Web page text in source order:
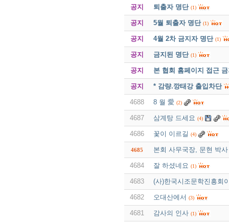
공지 퇴출자 명단 (1)
공지 5월 퇴출자 명단 (1)
공지 4월 2차 금지자 명단 (1)
공지 금지된 명단 (1)
공지 본 협회 홈페이지 접근
공지 * 감량.깡태강 출입차단
4688 8 월 愛 (2)
4687 삼계탕 드세요 (4)
4686 꽃이 이르길 (4)
4685 본회 사무국장, 문현 박
4684 잘 하셨네요 (1)
4683 (사)한국시조문학진흥회
4682 오대산에서 (3)
4681 감사의 인사 (1)